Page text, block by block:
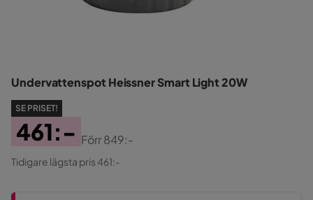
Undervattenspot Heissner Smart Light 20W
SE PRISET!
Pris
461:-
Original
Pris
Förr849:-
Tidigare lägsta pris 461:-